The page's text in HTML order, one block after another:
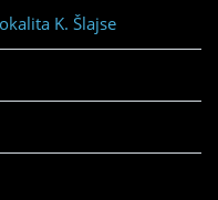
K. Šlajse